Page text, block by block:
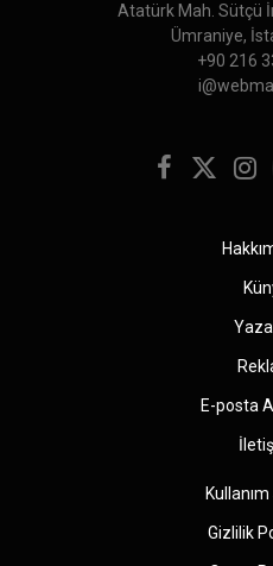
Atatürk Mah. Sütçü
Ümraniye,
+90 216
Facebook
X
E-posta
Gizlilik